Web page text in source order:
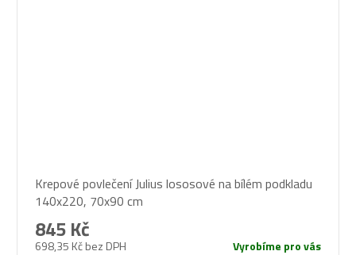
Krepové povlečení Julius lososové na bílém podkladu
140x220, 70x90 cm
698,35 Kč bez DPH
845 Kč
Vyrobíme pro vás